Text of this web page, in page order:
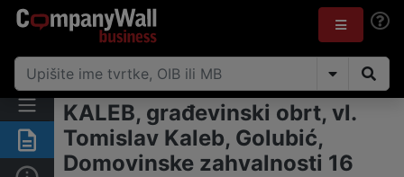
Sažetak
KALEB, građevinski obrt, vl.
Tomislav Kaleb, Golubić,
Domovinske zahvalnosti 16